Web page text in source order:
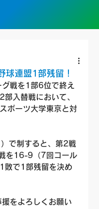
球連盟1部残留！
戦を1部6位で終え
入替戦において、
ポーツ大学東京と対
で制すると、第2戦
を16-9（7回コール
敗で1部残留を決め
をよろしくお願い